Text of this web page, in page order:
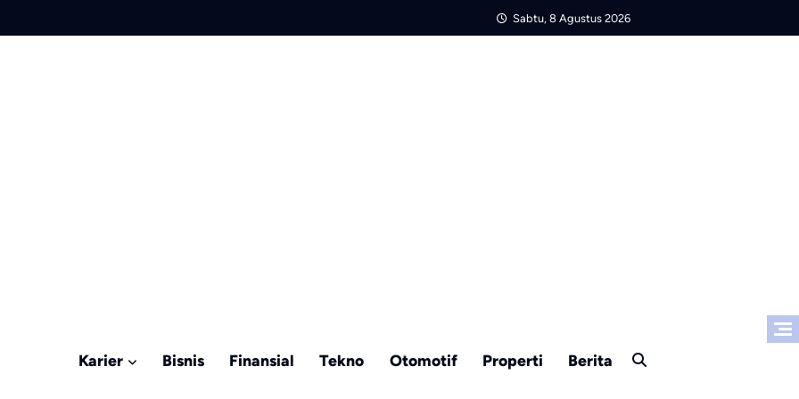
Sabtu, 8 Agustus 2026
Karier Bisnis Finansial Tekno Otomotif Properti Berita